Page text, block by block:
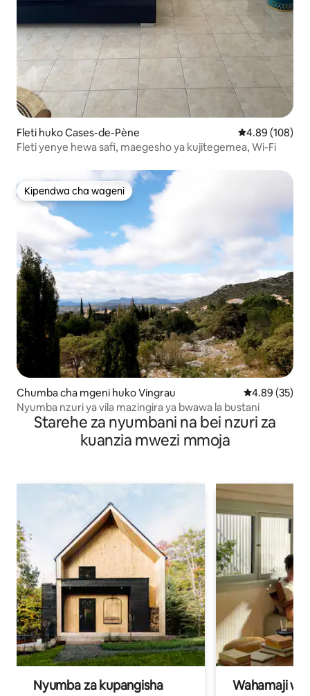
Fleti huko Cases-de-Pène Ukadiriaji wa
4.89 (108)
Fleti yenye hewa safi, maegesho ya kujitegemea, Wi-Fi
Kipendwa cha wageni
Kipendwa cha wageni
Chumba cha mgeni huko Vingrau Ukadiriaji wa
4.89 (35)
Nyumba nzuri ya vila mazingira ya bwawa la bustani
Starehe za nyumbani na bei nzuri za
kuanzia mwezi mmoja
Nyumba za kupangisha
Wahamaji